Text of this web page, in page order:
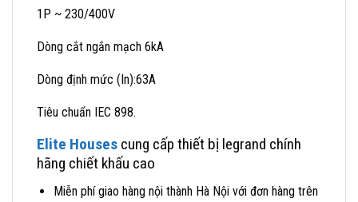
1P ~ 230/400V
Dòng cắt ngắn mạch 6kA
Dòng định mức (In):63A
Tiêu chuẩn IEC 898.
Elite Houses cung cấp thiết bị legrand chính
hãng chiết khấu cao
Miễn phí giao hàng nội thành Hà Nội với đơn hàng trên